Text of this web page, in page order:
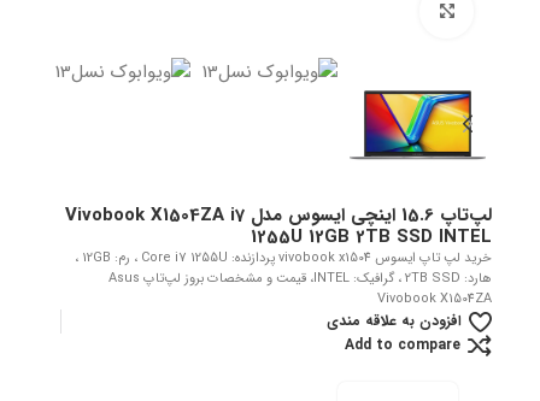
لپ‌تاپ 15.6 اینچی ایسوس مدل Vivobook X1504ZA i7
1255U 12GB 2TB SSD INTEL
خرید لپ تاپ ایسوس vivobook x1504 پردازنده: Core i7 1255U ، رم: 12GB ،
هارد: 2TB SSD ، گرافیک: INTEL، قیمت و مشخصات بروز لپ‌تاپ Asus
Vivobook X1504ZA
افزودن به علاقه مندی
Add to compare